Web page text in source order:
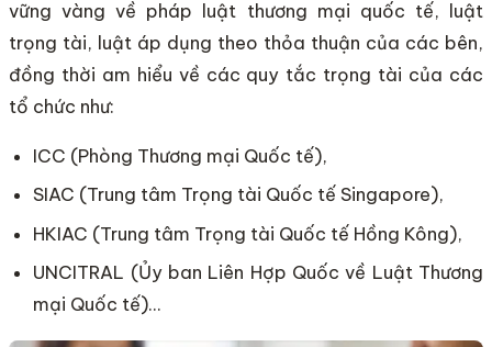
vững vàng về pháp luật thương mại quốc tế, luật
trọng tài, luật áp dụng theo thỏa thuận của các bên,
đồng thời am hiểu về các quy tắc trọng tài của các
tổ chức như:
ICC (Phòng Thương mại Quốc tế),
SIAC (Trung tâm Trọng tài Quốc tế Singapore),
HKIAC (Trung tâm Trọng tài Quốc tế Hồng Kông),
UNCITRAL (Ủy ban Liên Hợp Quốc về Luật Thương
mại Quốc tế)…